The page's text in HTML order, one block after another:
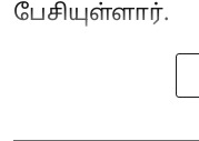
பேசியுள்ளார்.